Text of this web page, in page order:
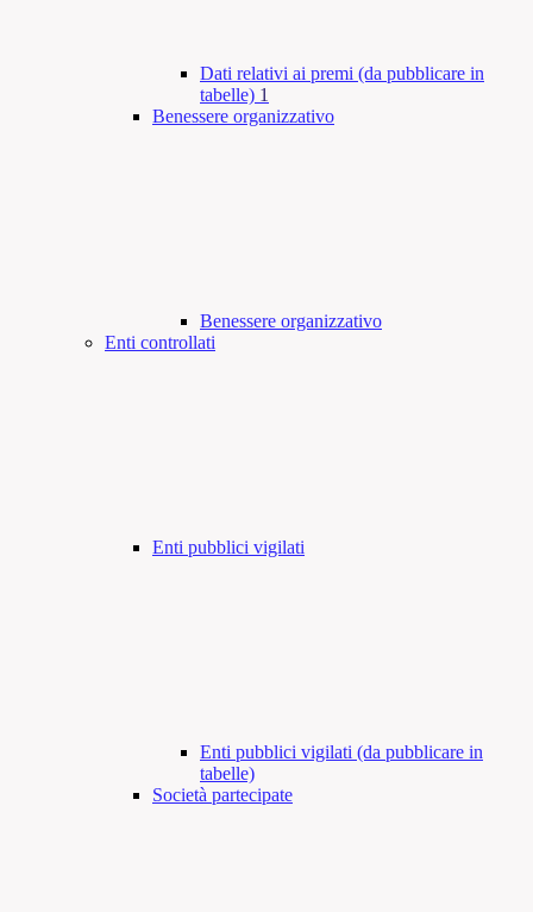
Dati relativi ai premi (da pubblicare in
tabelle) 1
Benessere organizzativo
Benessere organizzativo
Enti controllati
Enti pubblici vigilati
Enti pubblici vigilati (da pubblicare in
tabelle)
Società partecipate